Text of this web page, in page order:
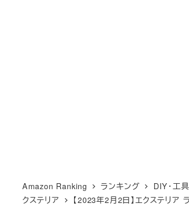
Amazon Ranking ランキング DIY・工
クステリア
【2023年2月2日】エクステリア